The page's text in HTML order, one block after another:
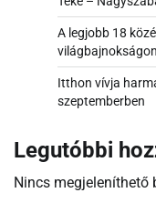
A legjobb 18
világbajnokságon
Itthon vívja
szeptemberben
Legutóbbi
Nincs megjeleníthető